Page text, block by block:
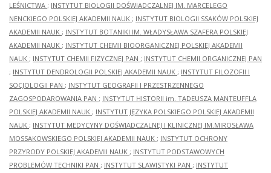
LEŚNICTWA ; INSTYTUT BIOLOGII DOŚWIADCZALNEJ IM. MARCELEGO
NENCKIEGO POLSKIEJ AKADEMII NAUK ; INSTYTUT BIOLOGII SSAKÓW POLSKIEJ
AKADEMII NAUK ; INSTYTUT BOTANIKI IM. WŁADYSŁAWA SZAFERA POLSKIEJ
AKADEMII NAUK ; INSTYTUT CHEMII BIOORGANICZNEJ POLSKIEJ AKADEMII
NAUK ; INSTYTUT CHEMII FIZYCZNEJ PAN ; INSTYTUT CHEMII ORGANICZNEJ PAN
; INSTYTUT DENDROLOGII POLSKIEJ AKADEMII NAUK ; INSTYTUT FILOZOFII I
SOCJOLOGII PAN ; INSTYTUT GEOGRAFII I PRZESTRZENNEGO
ZAGOSPODAROWANIA PAN ; INSTYTUT HISTORII im. TADEUSZA MANTEUFFLA
POLSKIEJ AKADEMII NAUK ; INSTYTUT JĘZYKA POLSKIEGO POLSKIEJ AKADEMII
NAUK ; INSTYTUT MEDYCYNY DOŚWIADCZALNEJ I KLINICZNEJ IM.MIROSŁAWA
MOSSAKOWSKIEGO POLSKIEJ AKADEMII NAUK ; INSTYTUT OCHRONY
PRZYRODY POLSKIEJ AKADEMII NAUK ; INSTYTUT PODSTAWOWYCH
PROBLEMÓW TECHNIKI PAN ; INSTYTUT SLAWISTYKI PAN ; INSTYTUT